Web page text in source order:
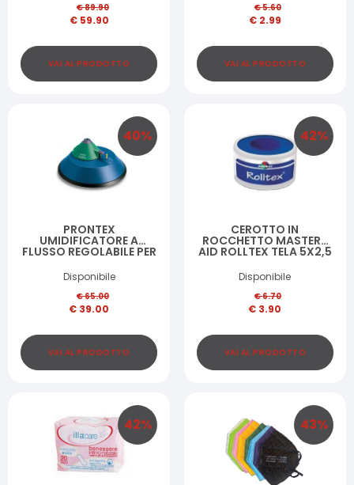
€89.90
€ 59.90
VAI AL PRODOTTO
€5.60
€ 2.99
VAI AL PRODOTTO
40%
PRONTEX
UMIDIFICATORE A
FLUSSO REGOLABILE PER
Disponibile
€65.00
€ 39.00
VAI AL PRODOTTO
42%
CEROTTO IN
ROCCHETTO MASTER-
AID ROLLTEX TELA 5X2,5
Disponibile
€6.70
€ 3.90
VAI AL PRODOTTO
42% 43%